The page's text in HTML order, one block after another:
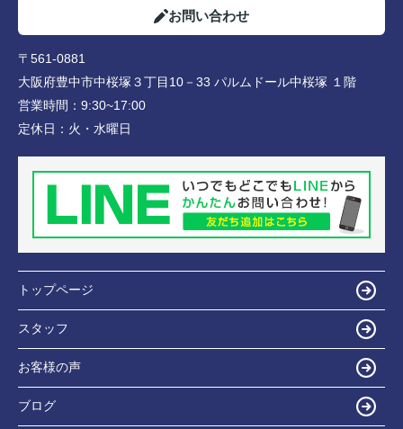
お問い合わせ
〒561-0881
大阪府豊中市中桜塚３丁目10－33 パルムドール中桜塚 １階
営業時間： 9:30~17:00
定休日： 火・水曜日
トップページ
スタッフ
お客様の声
ブログ